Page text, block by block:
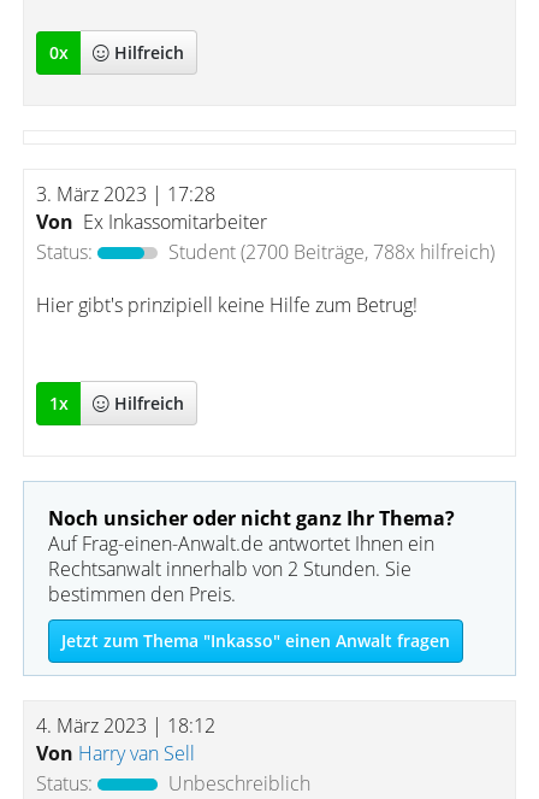
0x Hilfreich
3. März 2023 | 17:28
Von Ex Inkassomitarbeiter
Status:
Student(2700 Beiträge, 788x hilfreich)
Hier gibt's prinzipiell keine Hilfe zum Betrug!
1x Hilfreich
Noch unsicher oder nicht ganz Ihr Thema?
Auf Frag-einen-Anwalt.de antwortet Ihnen ein
Rechtsanwalt innerhalb von 2 Stunden. Sie
bestimmen den Preis.
Jetzt zum Thema "Inkasso" einen Anwalt fragen
4. März 2023 | 18:12
Von Harry van Sell
Status:
Unbeschreiblich